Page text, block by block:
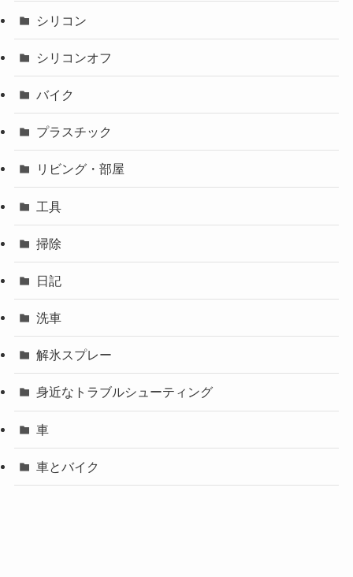
シリコン
シリコンオフ
バイク
プラスチック
リビング・部屋
工具
掃除
日記
洗車
解氷スプレー
身近なトラブルシューティング
車
車とバイク